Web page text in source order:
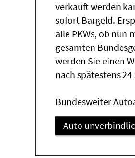
verkauft werden
sofort Bargeld.
alle PKWs, ob nun
gesamten
werden Sie einen
nach spätestens
Bundesweiter
Auto